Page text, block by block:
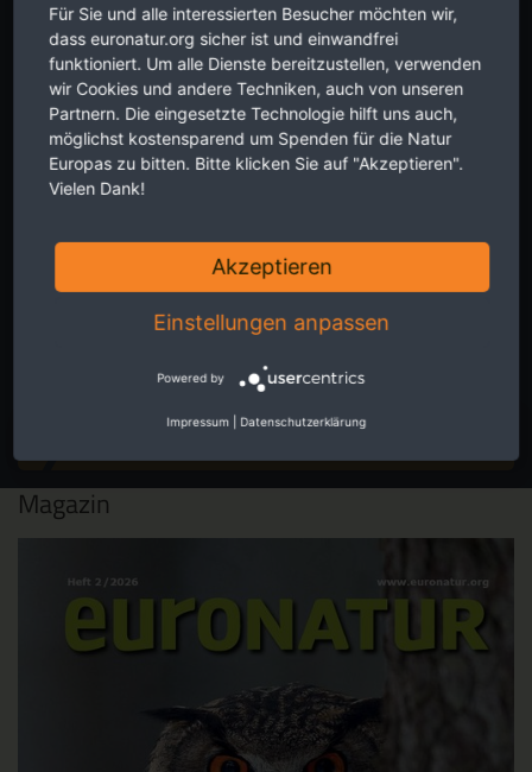
Newsletter
Naturschutz in Europa. Zwei Mal im Monat, kostenlos für Sie. Hier
Die Hinweise zumDatenschutzhabe ich verstanden.
JETZT ANMELDEN
Magazin
Für Sie und alle interessierten Besucher möchten wir,
dass euronatur.org sicher ist und einwandfrei
funktioniert. Um alle Dienste bereitzustellen, verwenden
wir Cookies und andere Techniken, auch von unseren
Partnern. Die eingesetzte Technologie hilft uns auch,
möglichst kostensparend um Spenden für die Natur
Europas zu bitten. Bitte klicken Sie auf "Akzeptieren".
Vielen Dank!
Akzeptieren
Einstellungen anpassen
Powered by
Impressum Datenschutzerklärung